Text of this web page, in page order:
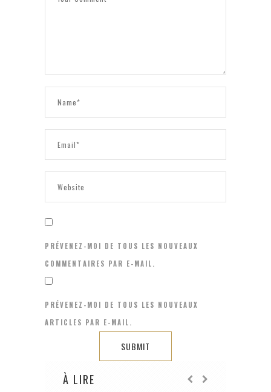
PRÉVENEZ-MOI DE TOUS LES NOUVEAUX
COMMENTAIRES PAR E-MAIL.
PRÉVENEZ-MOI DE TOUS LES NOUVEAUX
ARTICLES PAR E-MAIL.
À LIRE